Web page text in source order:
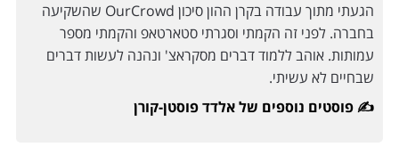
הגעתי מתוך עבודה בקרן ההון סיכון OurCrowd שהשקיעה
בחברה. לפני זה הקמתי וסגרתי סטארטאפ והקמתי מספר
עמותות. אוהב ללמוד דברים מסקראצ' ונהנה לעשות דברים
שבחיים לא עשיתי.
פוסטים נוספים של אלדד פוסטן-קורן ✍️